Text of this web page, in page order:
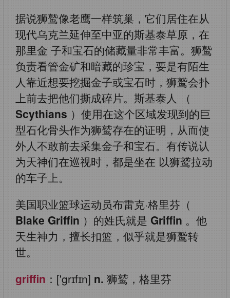
据说狮鹫像老鹰一样筑巢，它们居住在从
现代乌克兰延伸至中亚的斯基泰草原，在
那里金 子和宝石的储藏量非常丰富。狮鹫
负责看管金矿和暗藏的珍宝，要是有陌生
人靠近想要挖掘金子或宝石时，狮鹫会扑
上前去把他们撕成碎片。斯基泰人
（
Scythians ）使用在这个区域发现到的巨
型石化骨头作为狮鹫存在的证明，从而使
外人不敢前去采集金子和宝石。有传说认
为天神们在巡视时，都是坐在 以狮鹫拉动
的车子上。
美国职业篮球运动员布雷克·格里芬（
Blake Griffin ）的姓氏就是 Griffin 。他
天生神力，擅长扣篮，似乎就是狮鹫转
世。
griffin ：['grɪfɪn] n. 狮鹫，格里芬